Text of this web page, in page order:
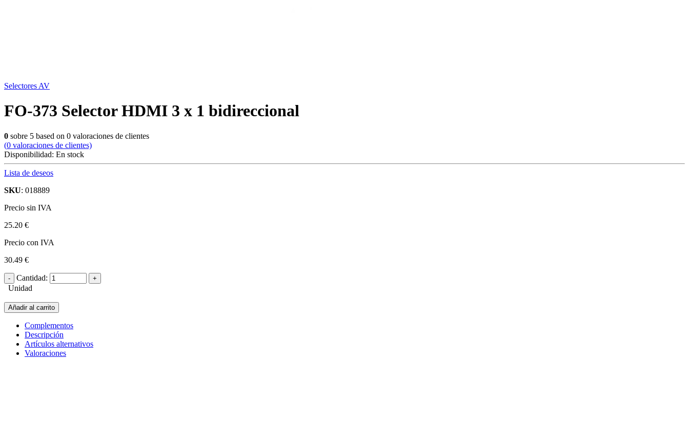
Selectores AV
FO-373 Selector HDMI 3 x 1 bidireccional
0 sobre 5 based on 0 valoraciones de clientes
(0 valoraciones de clientes)
Disponibilidad: En stock
Lista de deseos
SKU: 018889
Precio sin IVA
25.20 €
Precio con IVA
30.49 €
Cantidad:
Unidad
Añadir al carrito
Complementos
Descripción
Artículos alternativos
Valoraciones